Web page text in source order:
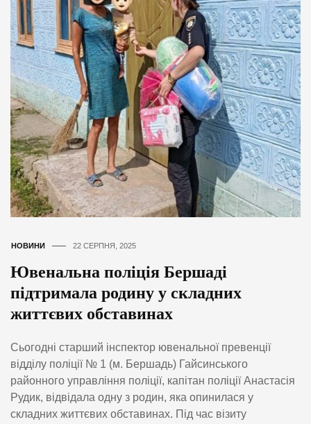
НОВИНИ 22 СЕРПНЯ, 2025
Ювенальна поліція Бершаді
підтримала родину у складних
життєвих обставинах
Сьогодні старший інспектор ювенальної превенції
відділу поліції № 1 (м. Бершадь) Гайсинського
районного управління поліції, капітан поліції Анастасія
Рудик, відвідала одну з родин, яка опинилася у
складних життєвих обставинах. Під час візиту